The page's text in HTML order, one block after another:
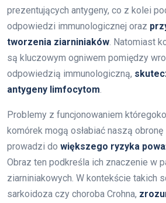
prezentujących antygeny, co z kolei
odpowiedzi immunologicznej oraz
tworzenia ziarniniaków. Natomiast
są kluczowym ogniwem pomiędzy
odpowiedzią immunologiczną,
antygeny limfocytom.
Problemy z funcjonowaniem
komórek mogą osłabiać naszą
prowadzi do większego ryzyka
Obraz ten podkreśla ich znaczenie w
ziarniniakowych. W kontekście takich
sarkoidoza czy choroba Crohna,